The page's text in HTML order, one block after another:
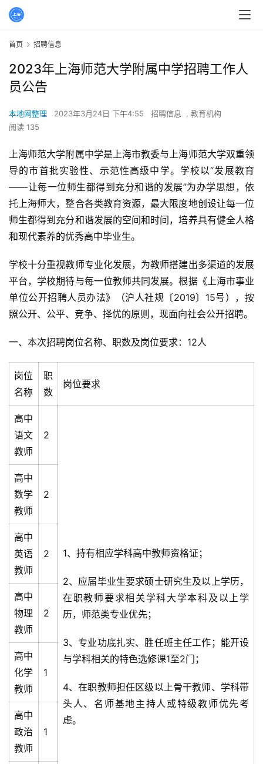
首页 招聘信息
2023年上海师范大学附属中学招聘工作人
员公告
本地网整理 2023年3月24日 下午4:55 招聘信息 , 教育机构
阅读 135
上海师范大学附属中学是上海市教委与上海师范大学双重领
导的市首批实验性、示范性高级中学。学校以“发展教育
——让每一位师生都得到充分和谐的发展”为办学思想，依
托上海师大，整合各类教育资源，最大限度地创设让每一位
师生都得到充分和谐发展的空间和时间，培养具有健全人格
和现代素养的优秀高中毕业生。
学校十分重视教师专业化发展，为教师搭建出多渠道的发展
平台，学校期待与每一位教师共同发展。根据《上海市事业
单位公开招聘人员办法》（沪人社规〔2019〕15号），按
照公开、公平、竞争、择优的原则，现面向社会公开招聘。
一、本次招聘岗位名称、职数及岗位要求：12人
岗位
名称
职
数
岗位要求
高中
语文
教师
2
1、持有相应学科高中教师资格证；
2、应届毕业生要求硕士研究生及以上学历，
在职教师要求相关学科大学本科及以上学
历，师范类专业优先；
3、专业功底扎实、胜任班主任工作；能开设
与学科相关的特色选修课1至2门；
4、在职教师担任区级以上骨干教师、学科带
头人、名师基地主持人或特级教师优先考
虑。
高中
数学
教师
2
高中
英语
教师
2
高中
物理
教师
2
高中
化学
教师
1
高中
政治
教师
1